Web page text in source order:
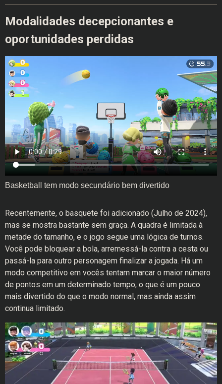
Modalidades decepcionantes e
oportunidades perdidas
Basketball tem modo secundário bem divertido
Recentemente, o basquete foi adicionado (Julho de 2024),
mas se mostra bastante sem graça. A quadra é limitada à
metade do tamanho, e o jogo segue uma lógica de turnos.
Você pode bloquear a bola, arremessá-la contra a cesta ou
passá-la para outro personagem finalizar a jogada. Há um
modo competitivo em vocês tentam marcar o maior número
de pontos em um determinado tempo, o que é um pouco
mais divertido do que o modo normal, mas ainda assim
continua limitado.